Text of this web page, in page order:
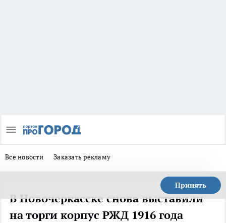
Все новости Заказать рекламу
Принять
В Новочеркасске снова выставили
на торги корпус РЖД 1916 года